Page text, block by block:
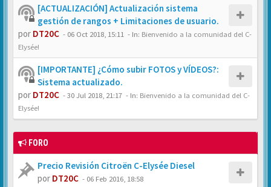
[ACTUALIZACIÓN] Actualización sistema
gestión de rangos + Limitaciones de usuario.
por DT20C - 06 Oct 2018, 15:11 - In: Bienvenido a la comunidad del C-
Elysée!
[IMPORTANTE] ¿Cómo subir FOTOS y VÍDEOS?:
Sistema actualizado.
por DT20C -30 Jul 2018, 21:17 - In: Bienvenido a la comunidad del C-
Elysée!
FORO
Precio Revisión Citroën C-Elysée Diesel
por DT20C - 06 Feb 2016, 18:58